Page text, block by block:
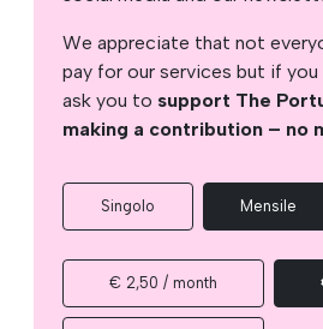
We appreciate that not
pay for our services but if you
ask you to support The
making a contribution – no
Singolo Mensile
€ 2,50 / month